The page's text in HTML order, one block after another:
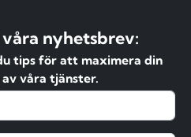
nyhetsbrev:
tips för att maximera din
våra tjänster.